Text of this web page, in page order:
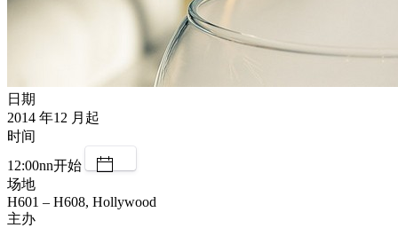
日期
2014 年12 月起
时间
12:00nn开始
场地
H601 – H608, Hollywood
主办